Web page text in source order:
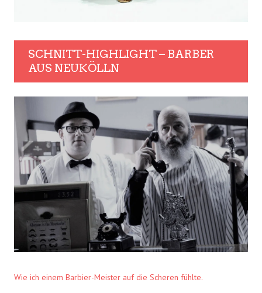
SCHNITT-HIGHLIGHT – BARBER
AUS NEUKÖLLN
Wie ich einem Barbier-Meister auf die Scheren fühlte.